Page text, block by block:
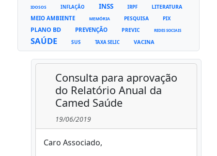
IDOSOS INFLAÇÃO INSS IRPF LITERATURA
MEIO AMBIENTE MEMÓRIA PESQUISA PIX
PLANO BD PREVENÇÃO PREVIC REDES SOCIAIS
SAÚDE SUS TAXA SELIC VACINA
Consulta para aprovação
do Relatório Anual da
Camed Saúde
19/06/2019
Caro Associado,